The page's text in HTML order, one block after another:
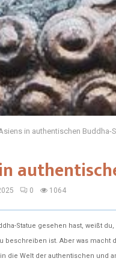
in authentischen Buddha-
0 1064
Statue gesehen hast, weißt
beschreiben ist. Aber was
die Welt der authentischen und